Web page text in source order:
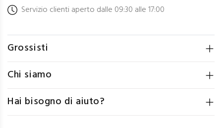
Servizio clienti aperto dalle 09:30 alle 17:00
Grossisti
Chi siamo
Hai bisogno di aiuto?